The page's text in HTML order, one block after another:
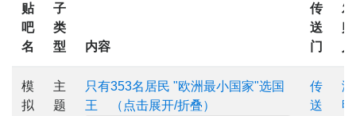
贴
吧
名
子
类
型
内容
传
送
门
发
贴
模
拟
主
题
只有353名居民 "欧洲最小国家"选国
王 （点击展开/折叠）
传
送
海
明